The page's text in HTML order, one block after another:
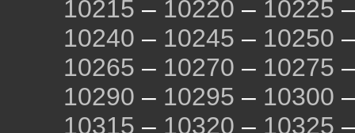
10215 – 10220 – 10225
10240 – 10245 – 10250
10265 – 10270 – 10275
10290 – 10295 – 10300
10315 – 10320 – 10325